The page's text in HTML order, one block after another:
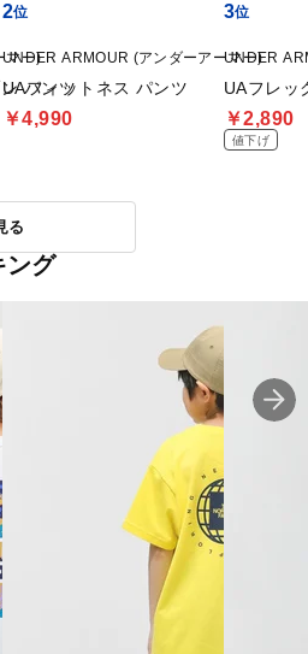
マー)
パンツ
2
UNDER ARMOUR (アンダーアーマー)
UAフィットネス パンツ
￥4,990
3
UNDER
UAフレッ
￥2,890
値下げ
る
ング